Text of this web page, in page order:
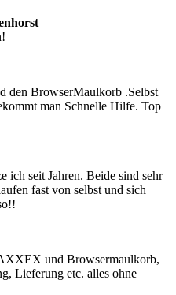
den BrowserMaulkorb .Selbst
man Schnelle Hilfe. Top
ich seit Jahren. Beide sind sehr
fast von selbst und sich
und Browsermaulkorb,
Lieferung etc. alles ohne